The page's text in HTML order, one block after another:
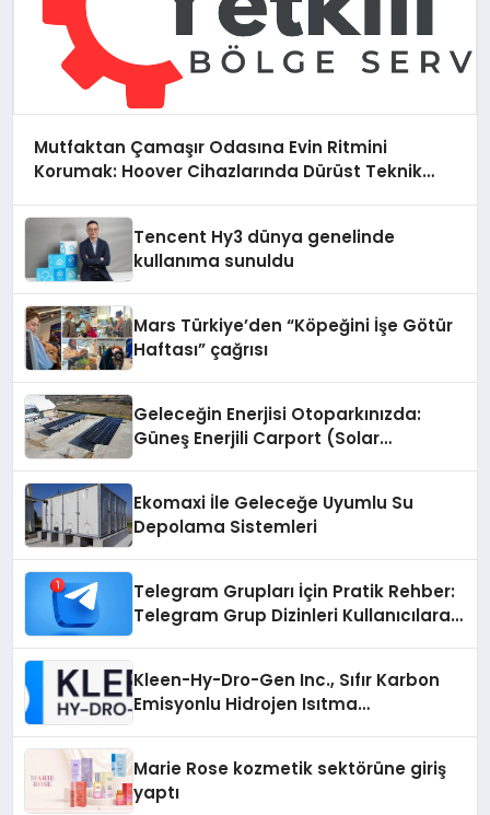
Mutfaktan Çamaşır Odasına Evin Ritmini
Korumak: Hoover Cihazlarında Dürüst Teknik
Tencent Hy3 dünya genelinde
kullanıma sunuldu
Mars Türkiye’den “Köpeğini İşe Götür
Haftası” çağrısı
Geleceğin Enerjisi Otoparkınızda:
Güneş Enerjili Carport (Solar
Ekomaxi İle Geleceğe Uyumlu Su
Depolama Sistemleri
Telegram Grupları İçin Pratik Rehber:
Telegram Grup Dizinleri Kullanıcılara
Kleen-Hy-Dro-Gen Inc., Sıfır Karbon
Emisyonlu Hidrojen Isıtma
Marie Rose kozmetik sektörüne giriş
yaptı